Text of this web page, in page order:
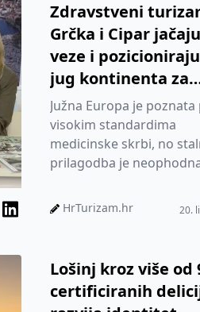
Zdravstveni
Grčka i Cipar jačaju
veze i pozicioniraju
jug kontinenta za
globalni rast
Južna Europa je poznata
visokim standardima
medicinske skrbi, no
prilagodba je
HrTurizam.hr 20.
Lošinj kroz više od
certificiranih